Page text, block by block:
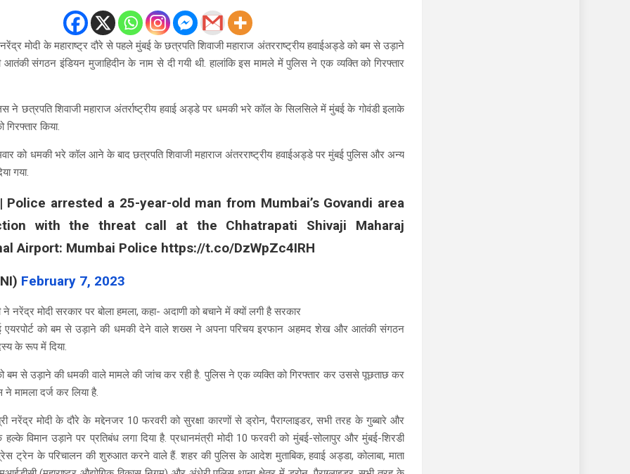
मोदी के महाराष्ट्र दौरे से पहले मुंबई के छत्रपति शिवाजी महाराज अंतरराष्ट्रीय हवाईअड्डे को बम से उड़ाने
आतंकी संगठन इंडियन मुजाहिदीन के नाम से दी गयी थी. हालांकि इस मामले में पुलिस ने एक व्यक्ति को गिरफ्तार
ने छत्रपति शिवाजी महाराज अंतर्राष्ट्रीय हवाई अड्डे पर धमकी भरे कॉल के सिलसिले में मुंबई के गोवंडी इलाके
गिरफ्तार किया.
को धमकी भरे कॉल आने के बाद छत्रपति शिवाजी महाराज अंतरराष्ट्रीय हवाईअड्डे पर मुंबई पुलिस और अन्य
गया.
arrested a 25-year-old man from Mumbai’s Govandi area
with the threat call at the Chhatrapati Shivaji Maharaj
Airport: Mumbai Police https://t.co/DzWpZc4IRH
February 7, 2023
नरेंद्र मोदी सरकार पर बोला हमला, कहा- अदाणी को बचाने में क्यों लगी है सरकार
एयरपोर्ट को बम से उड़ाने की धमकी देने वाले शख्स ने अपना परिचय इरफान अहमद शेख और आतंकी संगठन
के रूप में दिया.
बम से उड़ाने की धमकी वाले मामले की जांच कर रही है. पुलिस ने एक व्यक्ति को गिरफ्तार कर उससे पूछताछ कर
मामला दर्ज कर लिया है.
नरेंद्र मोदी के दौरे के मद्देनजर 10 फरवरी को सुरक्षा कारणों से ड्रोन, पैराग्लाइडर, सभी तरह के गुब्बारे और
हल्के विमान उड़ाने पर प्रतिबंध लगा दिया है. प्रधानमंत्री मोदी 10 फरवरी को मुंबई-सोलापुर और मुंबई-शिरडी
ट्रेन के परिचालन की शुरुआत करने वाले हैं. शहर की पुलिस के आदेश मुताबिक, हवाई अड्डा, कोलाबा, माता